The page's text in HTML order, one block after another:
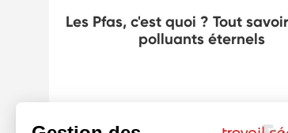
Les Pfas, c'est quoi ? Tout
polluants éternels